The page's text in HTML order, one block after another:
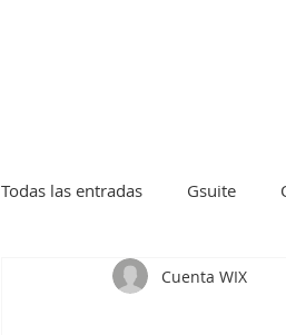
Todas las entradas Gsuite
Kaspersky Sophos
Cuenta WIX